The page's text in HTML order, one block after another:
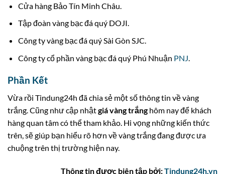
Cửa hàng Bảo Tín Minh Châu.
Tập đoàn vàng bạc đá quý DOJI.
Công ty vàng bạc đá quý Sài Gòn SJC.
Công ty cổ phần vàng bạc đá quý Phú Nhuận PNJ
Phần Kết
Vừa rồi Tindung24h đã chia sẻ một số thông tin về vàng
trắng. Cũng như cập nhậtgiá vàng trắnghôm nay để khách
hàng quan tâm có thể tham khảo. Hi vọng những kiến thức
trên, sẽ giúp bạn hiểu rõ hơn về vàng trắng đang được ưa
chuộng trên thị trường hiện nay.
Thông tin được biên tập bởi:Tindung24h.vn